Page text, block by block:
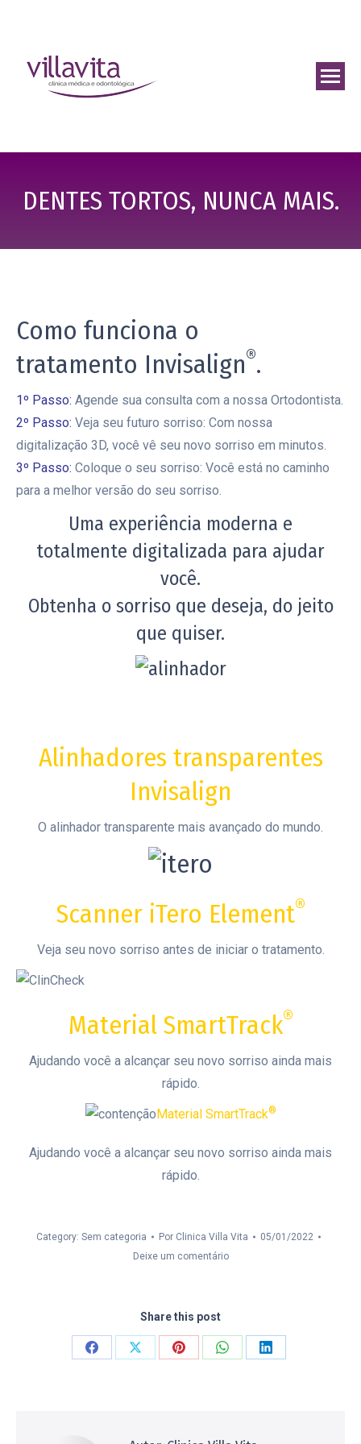
DENTES TORTOS, NUNCA MAIS.
Como funciona o
tratamento Invisalign®.
1º Passo: Agende sua consulta com a nossa Ortodontista.
2º Passo: Veja seu futuro sorriso: Com nossa
digitalização 3D, você vê seu novo sorriso em minutos.
3º Passo: Coloque o seu sorriso: Você está no caminho
para a melhor versão do seu sorriso.
Uma experiência moderna e
totalmente digitalizada para ajudar
você.
Obtenha o sorriso que deseja, do jeito
que quiser.
Alinhadores transparentes
Invisalign
O alinhador transparente mais avançado do mundo.
Scanner iTero Element®
Veja seu novo sorriso antes de iniciar o tratamento.
Material SmartTrack®
Ajudando você a alcançar seu novo sorriso ainda mais
rápido.
Material SmartTrack®
Ajudando você a alcançar seu novo sorriso ainda mais
rápido.
Category: Sem categoria Por Clinica Villa Vita
05/01/2022
Deixe um comentário
Share this post
CompartilharCompartilharCompartilharCompartilharCompartilhar